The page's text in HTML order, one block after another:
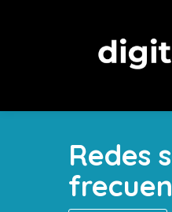
Redes